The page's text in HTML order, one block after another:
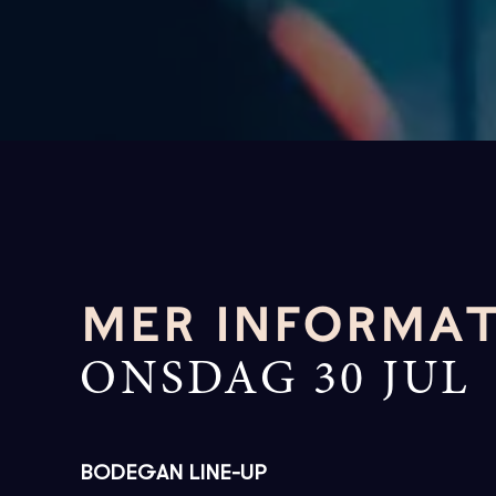
MER
ONSDAG 30 JUL
BODEGAN LINE-UP